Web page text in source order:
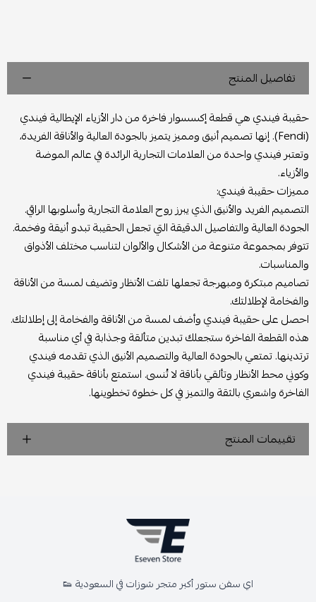
تفاصيل المنتج
حقيبة فيندي هي قطعة إكسسوار فاخرة من دار الأزياء الإيطالية فيندي
(Fendi). إنها تصميم أنيق ومميز يتميز بالجودة العالية والأناقة الفريدة،
وتعتبر فيندي واحدة من العلامات التجارية الرائدة في عالم الموضة
والأزياء.
مميزات حقيبة فيندي:
التصميم الفريد والأنيق الذي يبرز روح العلامة التجارية وأسلوبها الراقي.
الجودة العالية والتفاصيل الدقيقة التي تجعل الحقيبة تبدو أنيقة وفخمة.
تتوفر بمجموعة متنوعة من الأشكال والألوان لتناسب مختلف الأذواق
والمناسبات.
تصاميم مبتكرة ومبهرجة تجعلها تلفت الأنظار وتضيف لمسة من الأناقة
والفخامة لإطلالتك.
احصل على حقيبة فيندي وأضف لمسة من الأناقة والفخامة إلى إطلالتك.
هذه القطعة الفاخرة ستجعلك تبدين متألقة وجذابة في أي مناسبة
ترتدينها. تمتعي بالجودة العالية والتصميم الأنيق الذي تقدمه فيندي
وكوني محط الأنظار وتألقي بأناقة لا تُنسى. استمتع بأناقة حقيبة فيندي
الفاخرة واشعري بالثقة والتميز في كل خطوة تخطوينها.
تقييمات المنتج
اي سفن ستور أكبر متجر شوزات في السعودية 👟